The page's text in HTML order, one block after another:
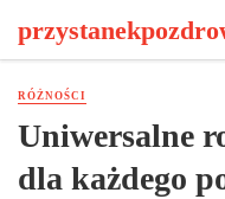
RÓŻNOŚCI
Uniwersalne
dla każdego